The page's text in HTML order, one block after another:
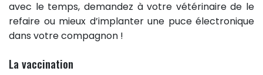
avec le temps, demandez à votre vétérinaire de le
refaire ou mieux d’implanter une puce électronique
dans votre compagnon !
La vaccination